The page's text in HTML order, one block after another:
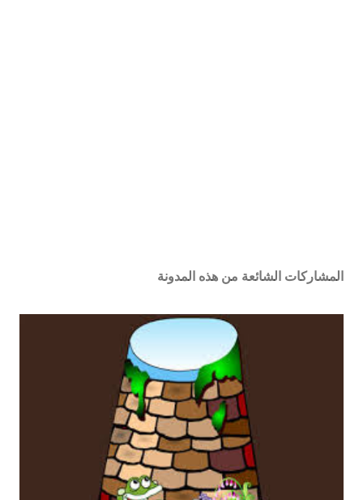
المشاركات الشائعة من هذه المدونة